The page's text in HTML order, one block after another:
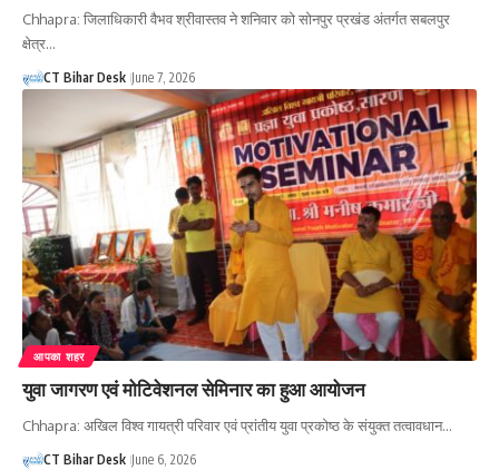
Chhapra: जिलाधिकारी वैभव श्रीवास्तव ने शनिवार को सोनपुर प्रखंड अंतर्गत सबलपुर
क्षेत्र…
CT Bihar Desk June 7, 2026
आपका शहर
युवा जागरण एवं मोटिवेशनल सेमिनार का हुआ आयोजन
Chhapra: अखिल विश्व गायत्री परिवार एवं प्रांतीय युवा प्रकोष्ठ के संयुक्त तत्वावधान…
CT Bihar Desk June 6, 2026